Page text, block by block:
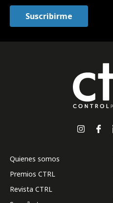
Quienes somos
Premios CTRL
Revista CTRL